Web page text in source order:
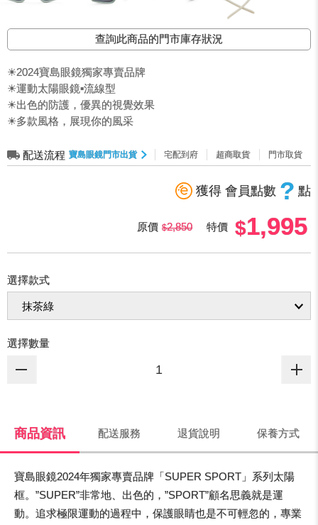
查詢此商品的門市庫存狀況
☀2024寶島眼鏡獨家專賣品牌
☀運動太陽眼鏡▪︎流線型
☀出色的防護，優異的視覺效果
☀多款風格，展現你的風采
配送流程 寶島眼鏡門市出貨 宅配到府 超商取貨 門市取貨
獲得 會員點數 ? 點
原價 2,850 特價 1,995
選擇款式
選擇數量
商品資訊 配送服務 退貨說明 保養方式
寶島眼鏡2024年獨家專賣品牌「SUPER SPORT」系列太陽
框。”SUPER”非常地、出色的，”SPORT”顧名思義就是運
動。追求極限運動的過程中，保護眼睛也是不可輕忽的，專業